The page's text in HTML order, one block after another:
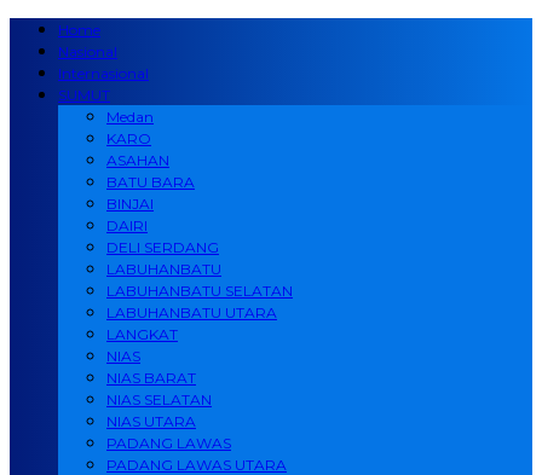
Home
Nasional
Internasional
SUMUT
Medan
KARO
ASAHAN
BATU BARA
BINJAI
DAIRI
DELI SERDANG
LABUHANBATU
LABUHANBATU SELATAN
LABUHANBATU UTARA
LANGKAT
NIAS
NIAS BARAT
NIAS SELATAN
NIAS UTARA
PADANG LAWAS
PADANG LAWAS UTARA